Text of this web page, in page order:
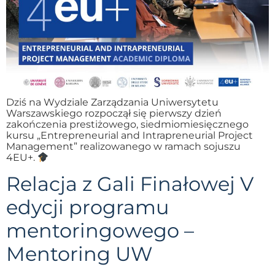
Dziś na Wydziale Zarządzania Uniwersytetu
Warszawskiego rozpoczął się pierwszy dzień
zakończenia prestiżowego, siedmiomiesięcznego
kursu „Entrepreneurial and Intrapreneurial Project
Management” realizowanego w ramach sojuszu
4EU+.
Relacja z Gali Finałowej V
edycji programu
mentoringowego –
Mentoring UW